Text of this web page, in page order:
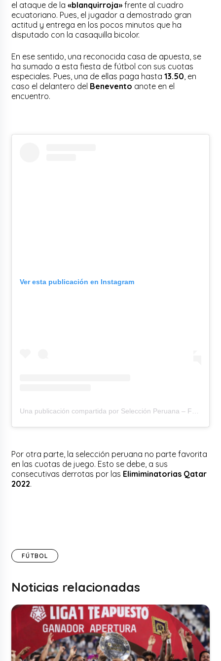
el ataque de la«blanquirroja» frente al cuadro
ecuatoriano. Pues, el jugador a demostrado gran
actitud y entrega en los pocos minutos que ha
disputado con la casaquilla bicolor.
En ese sentido, una reconocida casa de apuesta, se
ha sumado a esta fiesta de fútbol con sus cuotas
especiales. Pues, una de ellas paga hasta13.50 , en
caso el delantero del Benevento anote en el
encuentro.
Ver esta publicación en Instagram
Por otra parte, la selección peruana no parte favorita
en las cuotas de juego. Esto se debe, a sus
consecutivas derrotas por las Elimiminatorias Qatar
2022.
FÚTBOL
Noticias relacionadas